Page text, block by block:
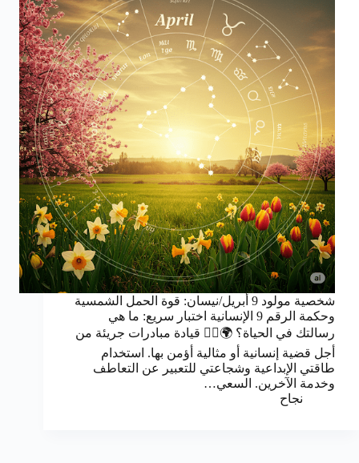
شخصية مولود 9 أبريل/نيسان: قوة الحمل الشمسية
وحكمة الرقم 9 الإنسانية اختبار سريع: ما هي
رسالتك في الحياة؟ 🌍❤️‍🔥 قيادة مبادرات جريئة من
أجل قضية إنسانية أو مثالية أؤمن بها. استخدام
طاقتي الإبداعية وشجاعتي للتعبير عن التعاطف
وخدمة الآخرين. السعي…
نجاح